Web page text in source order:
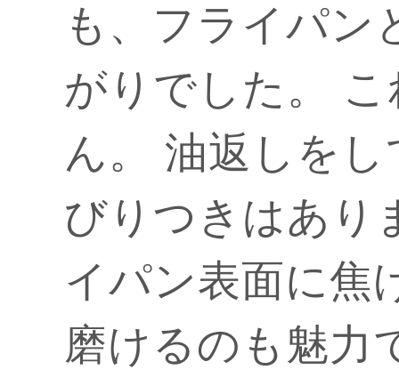
も、フライパン
がりでした。
ん。 油返しを
びりつきはあり
イパン表面に焦
磨けるのも魅力